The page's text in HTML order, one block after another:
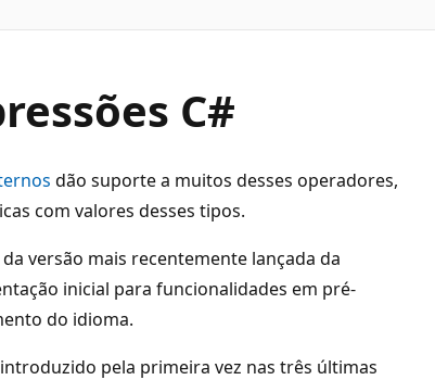
C#
dão suporte a muitos desses operadores,
com valores desses tipos.
versão mais recentemente lançada da
inicial para funcionalidades em pré-
do idioma.
pela primeira vez nas três últimas